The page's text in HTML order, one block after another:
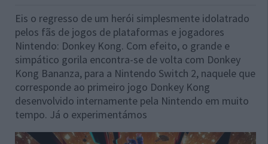
Eis o regresso de um herói simplesmente idolatrado
pelos fãs de jogos de plataformas e jogadores
Nintendo: Donkey Kong. Com efeito, o grande e
simpático gorila encontra-se de volta com Donkey
Kong Bananza, para a Nintendo Switch 2, naquele que
corresponde ao primeiro jogo Donkey Kong
desenvolvido internamente pela Nintendo em muito
tempo. Já o experimentámos